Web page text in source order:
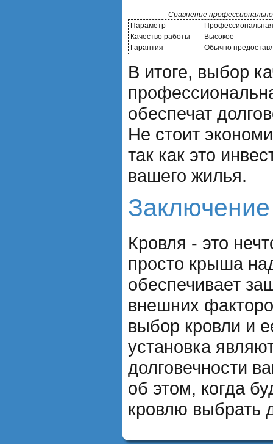
Сравнение
Параметр
Качество работы
Высокое
Гарантия
Обычно
В итоге, выбор
обеспечат
Не стоит
так как это
вашего жилья.
Заключение
Кровля - это
просто крыша
обеспечивает
внешних
выбор кровли и
установка
долговечности
об этом, когда
кровлю выбрать